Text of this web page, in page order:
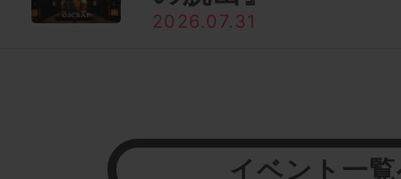
2026.07.31
イベント一